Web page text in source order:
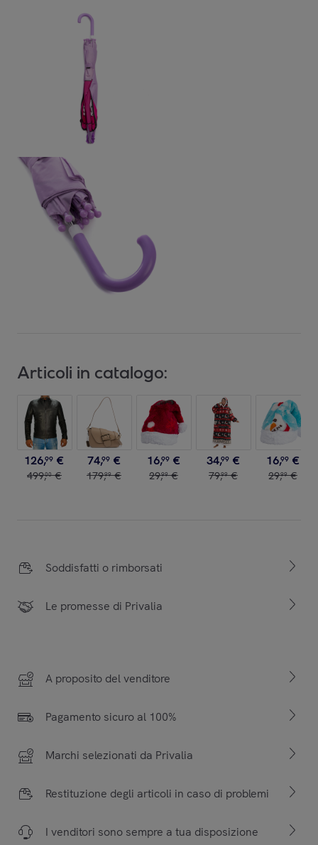
Articoli in catalogo:
126,99 €
499,00 €
74,99 €
179,99 €
16,99 €
29,99 €
34,99 €
79,99 €
16,99 €
29,99 €
Soddisfatti o rimborsati
Le promesse di Privalia
A proposito del venditore
Pagamento sicuro al 100%
Marchi selezionati da Privalia
Restituzione degli articoli in caso di problemi
I venditori sono sempre a tua disposizione